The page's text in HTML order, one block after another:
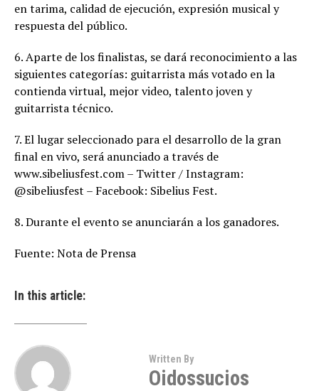
en tarima, calidad de ejecución, expresión musical y
respuesta del público.
6. Aparte de los finalistas, se dará reconocimiento a las
siguientes categorías: guitarrista más votado en la
contienda virtual, mejor video, talento joven y
guitarrista técnico.
7. El lugar seleccionado para el desarrollo de la gran
final en vivo, será anunciado a través de
www.sibeliusfest.com – Twitter / Instagram:
@sibeliusfest – Facebook: Sibelius Fest.
8. Durante el evento se anunciarán a los ganadores.
Fuente: Nota de Prensa
In this article:
Written By
Oidossucios